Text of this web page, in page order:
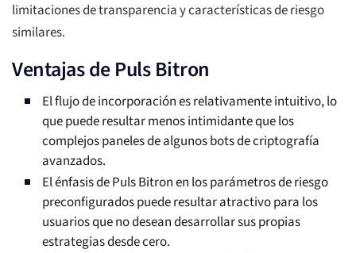
limitaciones de transparencia y características de riesgo
similares.
Ventajas de Puls Bitron
El flujo de incorporación es relativamente intuitivo, lo
que puede resultar menos intimidante que los
complejos paneles de algunos bots de criptografía
avanzados.
El énfasis de Puls Bitron en los parámetros de riesgo
preconfigurados puede resultar atractivo para los
usuarios que no desean desarrollar sus propias
estrategias desde cero.